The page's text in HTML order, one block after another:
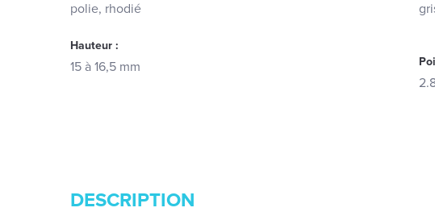
polie, rhodié
Hauteur :
15 à 16,5 mm
DESCRIPTION